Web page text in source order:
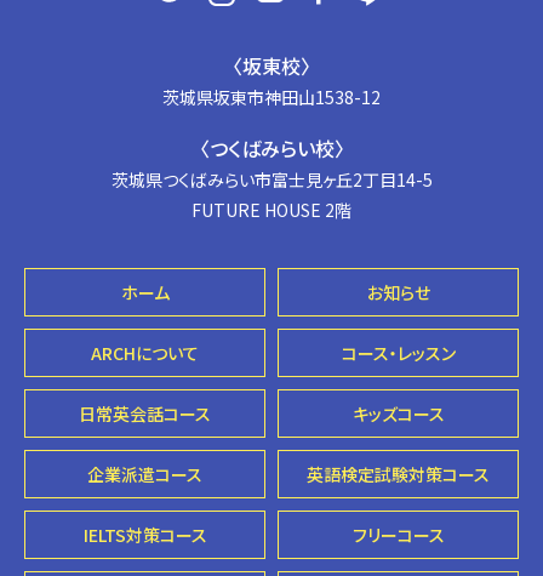
〈坂東校〉
茨城県坂東市神田山1538-12
〈つくばみらい校〉
茨城県つくばみらい市富士見ヶ丘2丁目14-5
FUTURE HOUSE 2階
ホーム お知らせ
ARCHについて コース・レッスン
日常英会話コース キッズコース
企業派遣コース 英語検定試験対策コース
IELTS対策コース フリーコース